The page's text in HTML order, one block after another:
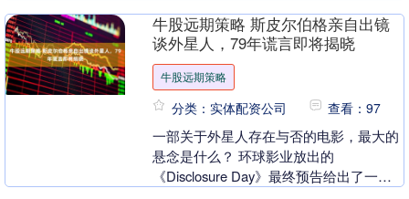
气泡中....
牛股远期策略 斯皮尔伯格亲自出镜
谈外星人，79年谎言即将揭晓
牛股远期策略
分类：实体配资公司 查看：97
一部关于外星人存在与否的电影，最大的
悬念是什么？ 环球影业放出的
《Disclosure Day》最终预告给出了一个